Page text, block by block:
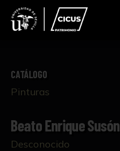
CATÁLOGO
Pinturas
Beato Enrique Susón
Desconocido